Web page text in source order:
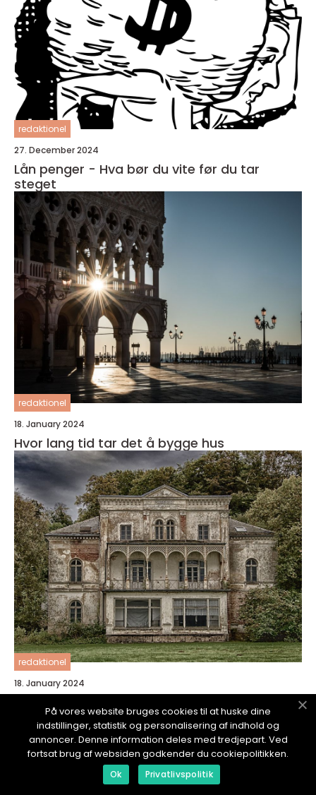
redaktionel
27. December 2024
Lån penger - Hva bør du vite før du tar
steget
redaktionel
18. January 2024
Hvor lang tid tar det å bygge hus
redaktionel
18. January 2024
småhusbygging
På vores website bruges cookies til at huske dine
indstillinger, statistik og personalisering af indhold og
annoncer. Denne information deles med tredjepart. Ved
fortsat brug af websiden godkender du cookiepolitikken.
Ok Privatlivspolitik